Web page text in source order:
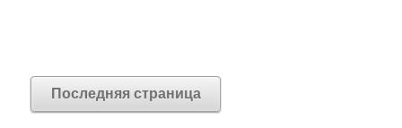
Последняя страница